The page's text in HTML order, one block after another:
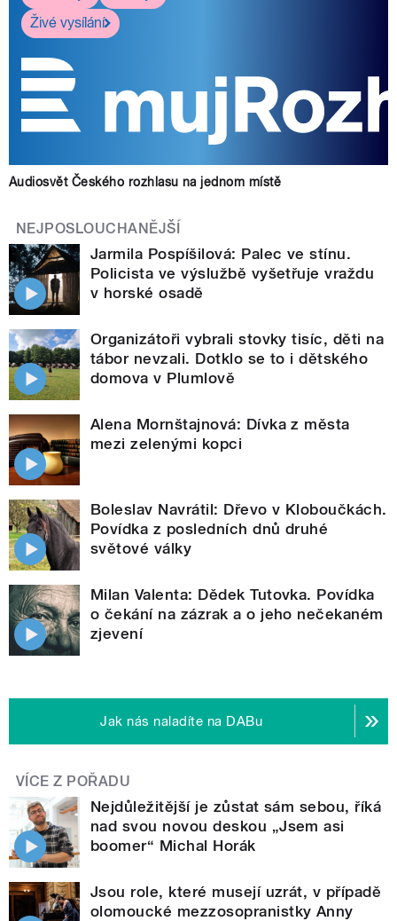
Živé vysílání
Audiosvět Českého rozhlasu na jednom místě
NEJPOSLOUCHANĚJŠÍ
Jarmila Pospíšilová: Palec ve stínu.
Policista ve výslužbě vyšetřuje vraždu
v horské osadě
Organizátoři vybrali stovky tisíc, děti na
tábor nevzali. Dotklo se to i dětského
domova v Plumlově
Alena Mornštajnová: Dívka z města
mezi zelenými kopci
Boleslav Navrátil: Dřevo v Kloboučkách.
Povídka z posledních dnů druhé
světové války
Milan Valenta: Dědek Tutovka. Povídka
o čekání na zázrak a o jeho nečekaném
zjevení
Jak nás naladíte na DABu
VÍCE Z POŘADU
Nejdůležitější je zůstat sám sebou, říká
nad svou novou deskou „Jsem asi
boomer“ Michal Horák
Jsou role, které musejí uzrát, v případě
olomoucké mezzosopranistky Anny